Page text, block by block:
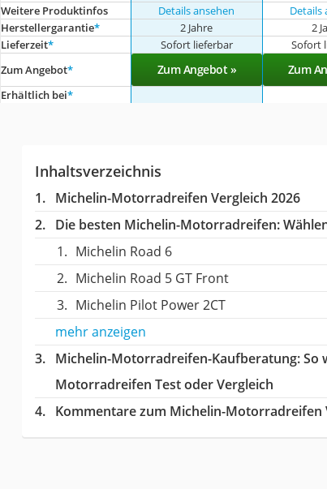
Weitere Produktinfos Details ansehen Details
Herstellergarantie* 2 Jahre 2
Lieferzeit* Sofort lieferbar Sofort
Zum Angebot* Zum Angebot » Zum
Erhältlich bei*
Inhaltsverzeichnis
Michelin-Motorradreifen Vergleich 2026
Die besten Michelin-Motorradreifen:
Michelin Road 6
Michelin Road 5 GT Front
Michelin Pilot Power 2CT
mehr anzeigen
Michelin-Motorradreifen-Kaufberatung: So
Motorradreifen Test oder Vergleich
Kommentare zum Michelin-Motorradreifen